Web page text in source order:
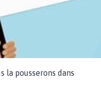
la pousserons dans